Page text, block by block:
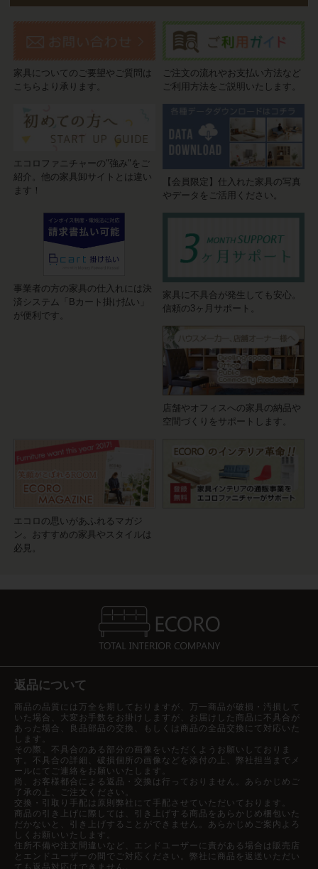
家具についてのご要望やご質問は
こちらより承ります。
ご注文の流れやお支払い方法など
ご利用方法をご説明いたします。
エコロファニチャーの"強み"をご
紹介。他の家具卸サイトとは違い
ます！
【会員限定】仕入れた家具の写真
やデータをご活用ください。
事業者の方の家具の仕入れには決
済システム「Bカート掛け払い」
が便利です。
家具に不具合が発生しても安心。
信頼の3ヶ月サポート。
店舗やオフィスへの家具の納品や
空間づくりをサポートします。
エコロの思いがあふれるマガジ
ン。おすすめの家具やスタイルは
必見。
返品について
商品の品質には万全を期しておりますが、万一商品が破損・汚損して
いた場合、大変お手数をお掛けしますが、お届けした商品に不具合が
あった場合、良品部品の交換、もしくは商品の全品交換にて対応いた
します。
その際、不具合のある部分の画像をいただくようお願いしておりま
す。不具合の詳細、破損個所の画像などを添付の上、弊社担当までメ
ールにてご連絡をお願いいたします。
尚、お客様都合による返品・交換は行っておりません。あらかじめご
了承の上、ご注文ください。
交換・引取り手配は原則弊社にて手配させていただいております。
商品の引き上げに際しては、引き上げする商品をあらかじめ梱包いた
だかないと、引き上げすることができません。あらかじめご案内よろ
しくお願いいたします。
住所不備や注文間違いなど、エンドユーザーに責がある場合は販売店
とエンドユーザーの間でご対応ください。弊社に商品を返送いただい
ても返品対応はできません。